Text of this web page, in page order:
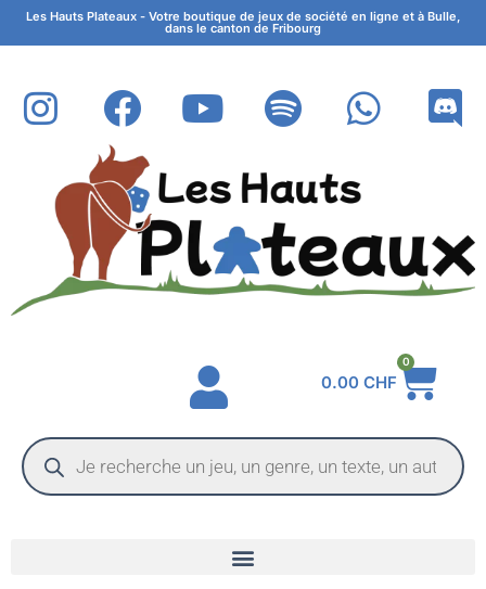
Les Hauts Plateaux - Votre boutique de jeux de société en ligne et à Bulle,
dans le canton de Fribourg
0.00 CHF
0